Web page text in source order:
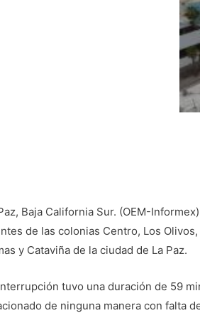
Baja California Sur. (OEM-
de las colonias Centro, Los
y Cataviña de la ciudad de La Paz.
tuvo una duración de 59
de ninguna manera con falta